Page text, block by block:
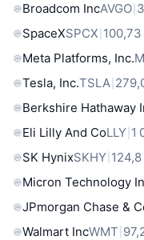
Broadcom IncAVGO
SpaceXSPCX
Meta Platforms, Inc.
Tesla, Inc.TSLA
Berkshire Hathaway
Eli Lilly And CoLLY 1
SK HynixSKHY
Micron Technology
JPmorgan Chase &
Walmart IncWMT